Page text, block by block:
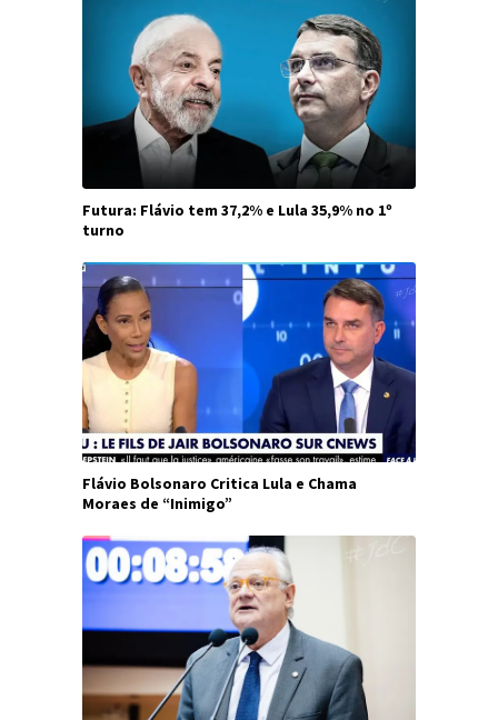
Futura: Flávio tem 37,2% e Lula 35,9% no 1º
turno
Flávio Bolsonaro Critica Lula e Chama
Moraes de “Inimigo”